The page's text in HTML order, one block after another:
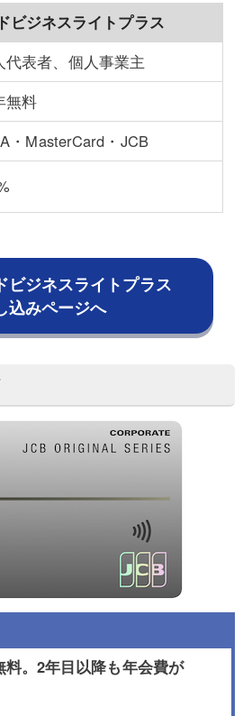
ビジネスライトプラス
代表者、個人事業主
無料
・MasterCard・JCB
ビジネスライトプラス
込みページへ
。2年目以降も年会費が